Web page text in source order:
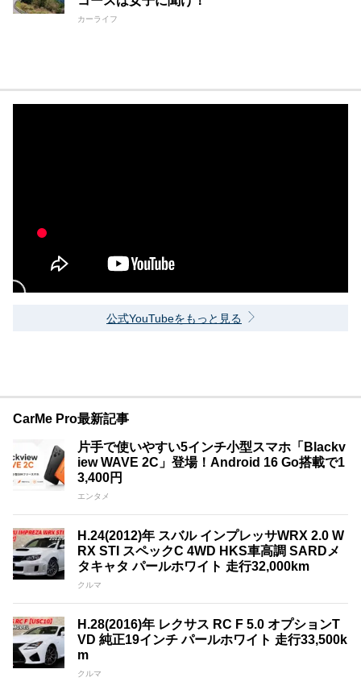
カーライフ
公式YouTubeをもっと見る
CarMe Pro最新記事
片手で使いやすい5インチ小型スマホ「Blackv
iew WAVE 2C」登場！Android 16 Go搭載で1
3,400円
エンタメ
H.24(2012)年 スバル インプレッサWRX 2.0 W
RX STI スペックC 4WD HKS車高調 SARDメ
タキャタ パールホワイト 走行32,000km
クルマ
H.28(2016)年 レクサス RC F 5.0 オプションT
VD 純正19インチ パールホワイト 走行33,500k
m
クルマ